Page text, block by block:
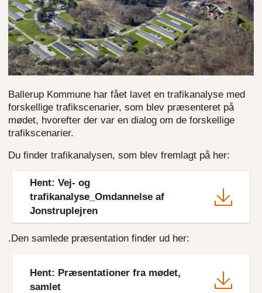
Ballerup Kommune har fået lavet en trafikanalyse med
forskellige trafikscenarier, som blev præsenteret på
mødet, hvorefter der var en dialog om de forskellige
trafikscenarier.
Du finder trafikanalysen, som blev fremlagt på her:
Hent: Vej- og
trafikanalyse_Omdannelse af
Jonstruplejren
.Den samlede præsentation finder ud her:
Hent: Præsentationer fra mødet,
samlet